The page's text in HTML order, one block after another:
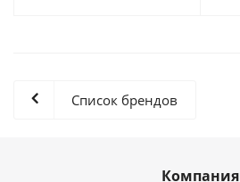
Список брендов
Компания